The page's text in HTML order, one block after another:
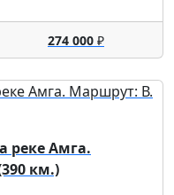
274 000₽
реке Амга.
км.)